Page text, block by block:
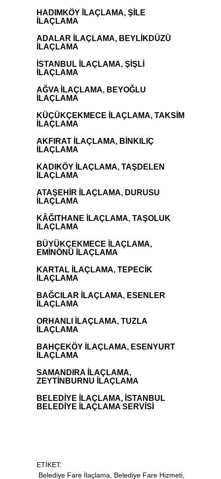
HADIMKÖY İLAÇLAMA, ŞİLE
İLAÇLAMA
ADALAR İLAÇLAMA, BEYLİKDÜZÜ
İLAÇLAMA
İSTANBUL İLAÇLAMA, ŞİŞLİ
İLAÇLAMA
AĞVA İLAÇLAMA, BEYOĞLU
İLAÇLAMA
KÜÇÜKÇEKMECE İLAÇLAMA, TAKSİM
İLAÇLAMA
AKFIRAT İLAÇLAMA, BİNKILIÇ
İLAÇLAMA
KADIKÖY İLAÇLAMA, TAŞDELEN
İLAÇLAMA
ATAŞEHİR İLAÇLAMA, DURUSU
İLAÇLAMA
KÂĞITHANE İLAÇLAMA, TAŞOLUK
İLAÇLAMA
BÜYÜKÇEKMECE İLAÇLAMA,
EMİNÖNÜ İLAÇLAMA
KARTAL İLAÇLAMA, TEPECİK
İLAÇLAMA
BAĞCILAR İLAÇLAMA, ESENLER
İLAÇLAMA
ORHANLI İLAÇLAMA, TUZLA
İLAÇLAMA
BAHÇEKÖY İLAÇLAMA, ESENYURT
İLAÇLAMA
SAMANDIRA İLAÇLAMA,
ZEYTİNBURNU İLAÇLAMA
BELEDİYE İLAÇLAMA, İSTANBUL
BELEDİYE İLAÇLAMA SERVİSİ
ETİKET:
Belediye Fare İlaçlama, Belediye Fare Hizmeti,